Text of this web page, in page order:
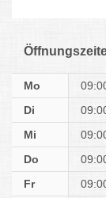
Mo
Di
Mi
Do
Fr